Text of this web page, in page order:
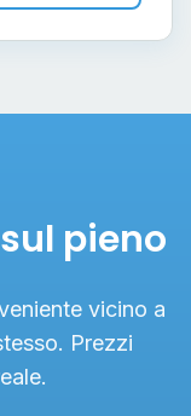
pieno
vicino a
Prezzi